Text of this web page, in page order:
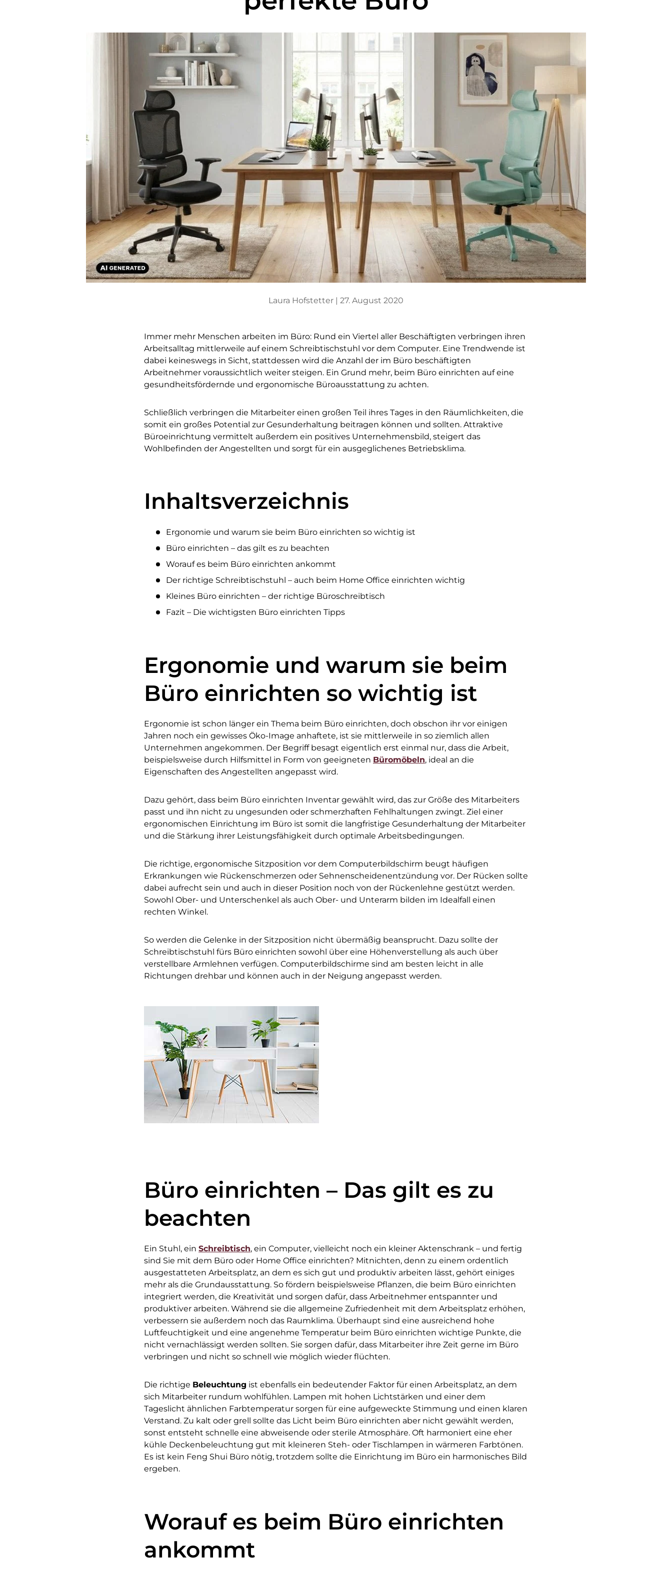
Laura Hofstetter | 27. August 2020
Immer mehr Menschen arbeiten im Büro: Rund ein Viertel aller Beschäftigten verbringen ihren
Arbeitsalltag mittlerweile auf einem Schreibtischstuhl vor dem Computer. Eine Trendwende ist
dabei keineswegs in Sicht, stattdessen wird die Anzahl der im Büro beschäftigten
Arbeitnehmer voraussichtlich weiter steigen. Ein Grund mehr, beim Büro einrichten auf eine
gesundheitsfördernde und ergonomische Büroausstattung zu achten.
Schließlich verbringen die Mitarbeiter einen großen Teil ihres Tages in den Räumlichkeiten, die
somit ein großes Potential zur Gesunderhaltung beitragen können und sollten. Attraktive
Büroeinrichtung vermittelt außerdem ein positives Unternehmensbild, steigert das
Wohlbefinden der Angestellten und sorgt für ein ausgeglichenes Betriebsklima.
Inhaltsverzeichnis
Ergonomie und warum sie beim Büro einrichten so wichtig ist
Büro einrichten – das gilt es zu beachten
Worauf es beim Büro einrichten ankommt
Der richtige Schreibtischstuhl – auch beim Home Office einrichten wichtig
Kleines Büro einrichten – der richtige Büroschreibtisch
Fazit – Die wichtigsten Büro einrichten Tipps
Ergonomie und warum sie beim
Büro einrichten so wichtig ist
Ergonomie ist schon länger ein Thema beim Büro einrichten, doch obschon ihr vor einigen
Jahren noch ein gewisses Öko-Image anhaftete, ist sie mittlerweile in so ziemlich allen
Unternehmen angekommen. Der Begriff besagt eigentlich erst einmal nur, dass die Arbeit,
beispielsweise durch Hilfsmittel in Form von geeigneten Büromöbeln, ideal an die
Eigenschaften des Angestellten angepasst wird.
Dazu gehört, dass beim Büro einrichten Inventar gewählt wird, das zur Größe des Mitarbeiters
passt und ihn nicht zu ungesunden oder schmerzhaften Fehlhaltungen zwingt. Ziel einer
ergonomischen Einrichtung im Büro ist somit die langfristige Gesunderhaltung der Mitarbeiter
und die Stärkung ihrer Leistungsfähigkeit durch optimale Arbeitsbedingungen.
Die richtige, ergonomische Sitzposition vor dem Computerbildschirm beugt häufigen
Erkrankungen wie Rückenschmerzen oder Sehnenscheidenentzündung vor. Der Rücken sollte
dabei aufrecht sein und auch in dieser Position noch von der Rückenlehne gestützt werden.
Sowohl Ober- und Unterschenkel als auch Ober- und Unterarm bilden im Idealfall einen
rechten Winkel.
So werden die Gelenke in der Sitzposition nicht übermäßig beansprucht. Dazu sollte der
Schreibtischstuhl fürs Büro einrichten sowohl über eine Höhenverstellung als auch über
verstellbare Armlehnen verfügen. Computerbildschirme sind am besten leicht in alle
Richtungen drehbar und können auch in der Neigung angepasst werden.
Büro einrichten – Das gilt es zu
beachten
Ein Stuhl, ein Schreibtisch, ein Computer, vielleicht noch ein kleiner Aktenschrank – und fertig
sind Sie mit dem Büro oder Home Office einrichten? Mitnichten, denn zu einem ordentlich
ausgestatteten Arbeitsplatz, an dem es sich gut und produktiv arbeiten lässt, gehört einiges
mehr als die Grundausstattung. So fördern beispielsweise Pflanzen, die beim Büro einrichten
integriert werden, die Kreativität und sorgen dafür, dass Arbeitnehmer entspannter und
produktiver arbeiten. Während sie die allgemeine Zufriedenheit mit dem Arbeitsplatz erhöhen,
verbessern sie außerdem noch das Raumklima. Überhaupt sind eine ausreichend hohe
Luftfeuchtigkeit und eine angenehme Temperatur beim Büro einrichten wichtige Punkte, die
nicht vernachlässigt werden sollten. Sie sorgen dafür, dass Mitarbeiter ihre Zeit gerne im Büro
verbringen und nicht so schnell wie möglich wieder flüchten.
Die richtige Beleuchtung ist ebenfalls ein bedeutender Faktor für einen Arbeitsplatz, an dem
sich Mitarbeiter rundum wohlfühlen. Lampen mit hohen Lichtstärken und einer dem
Tageslicht ähnlichen Farbtemperatur sorgen für eine aufgeweckte Stimmung und einen klaren
Verstand. Zu kalt oder grell sollte das Licht beim Büro einrichten aber nicht gewählt werden,
sonst entsteht schnelle eine abweisende oder sterile Atmosphäre. Oft harmoniert eine eher
kühle Deckenbeleuchtung gut mit kleineren Steh- oder Tischlampen in wärmeren Farbtönen.
Es ist kein Feng Shui Büro nötig, trotzdem sollte die Einrichtung im Büro ein harmonisches Bild
ergeben.
Worauf es beim Büro einrichten
ankommt